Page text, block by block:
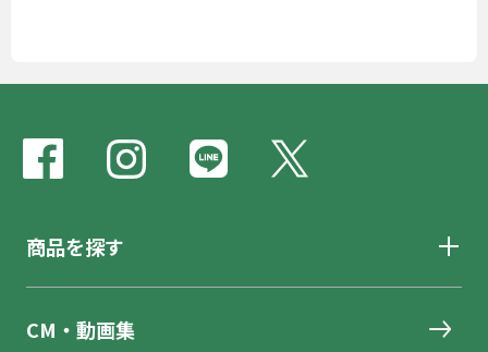
商品を探す
CM・動画集